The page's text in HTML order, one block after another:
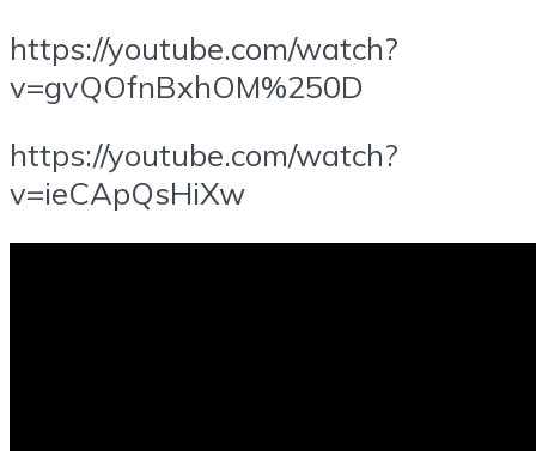
https://youtube.com/watch?
v=gvQOfnBxhOM%250D
https://youtube.com/watch?
v=ieCApQsHiXw